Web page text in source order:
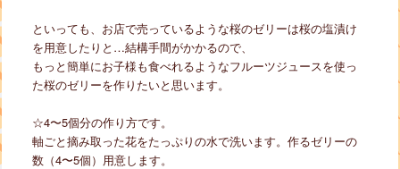
といっても、お店で売っているような桜のゼリーは桜の塩漬け
を用意したりと…結構手間がかかるので、
もっと簡単にお子様も食べれるようなフルーツジュースを使っ
た桜のゼリーを作りたいと思います。
☆4〜5個分の作り方です。
軸ごと摘み取った花をたっぷりの水で洗います。作るゼリーの
数（4〜5個）用意します。